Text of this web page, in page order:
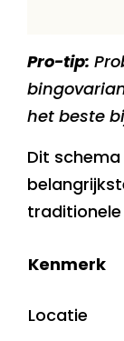
Pro-tip:
het beste
Dit
Kenmerk
Locatie